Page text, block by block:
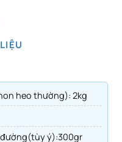
heo thường): 2kg
đường(tùy ý):300gr